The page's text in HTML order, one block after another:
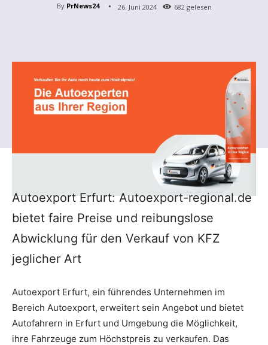
By PrNews24 26. Juni 2024 682 gelesen
Autoexport Erfurt: Autoexport-regional.de
bietet faire Preise und reibungslose
Abwicklung für den Verkauf von KFZ
jeglicher Art
Autoexport Erfurt, ein führendes Unternehmen im
Bereich Autoexport, erweitert sein Angebot und bietet
Autofahrern in Erfurt und Umgebung die Möglichkeit,
ihre Fahrzeuge zum Höchstpreis zu verkaufen. Das